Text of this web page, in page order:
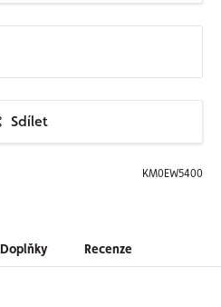
Sdílet
KM0EW5400
Doplňky Recenze